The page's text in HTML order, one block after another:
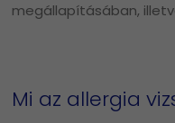
megállapításában,
Mi az allergia